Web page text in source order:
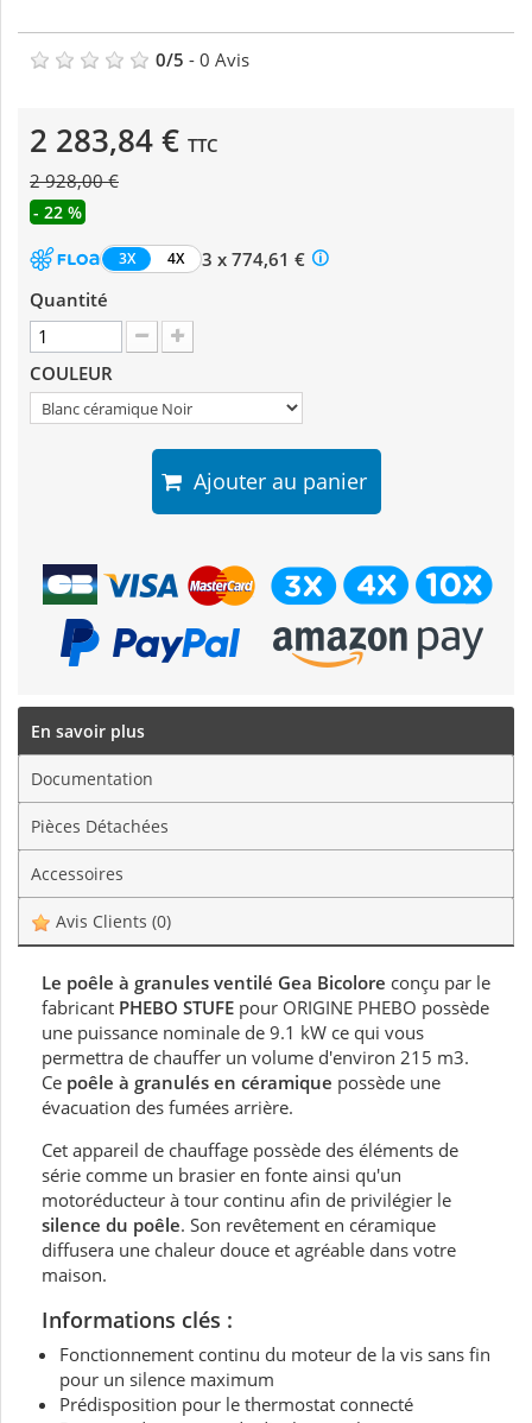
0/5 - 0 Avis
2 283,84 € TTC
2 928,00 €
- 22 %
3X 4X
3 x 774,61 €
Quantité
COULEUR
Ajouter au panier
En savoir plus
Documentation
Pièces Détachées
Accessoires
Avis Clients (0)
Le poêle à granules ventilé Gea Bicolore conçu par le
fabricant PHEBO STUFE pour ORIGINE PHEBO possède
une puissance nominale de 9.1 kW ce qui vous
permettra de chauffer un volume d'environ 215 m3.
Ce poêle à granulés en céramique possède une
évacuation des fumées arrière.
Cet appareil de chauffage possède des éléments de
série comme un brasier en fonte ainsi qu'un
motoréducteur à tour continu afin de privilégier le
silence du poêle. Son revêtement en céramique
diffusera une chaleur douce et agréable dans votre
maison.
Informations clés :
Fonctionnement continu du moteur de la vis sans fin
pour un silence maximum
Prédisposition pour le thermostat connecté